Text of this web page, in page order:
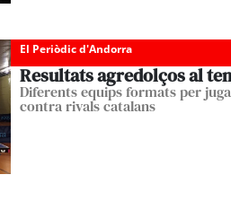
El Periòdic d'Andorra
Resultats agredolços al
Diferents equips formats per
contra rivals catalans